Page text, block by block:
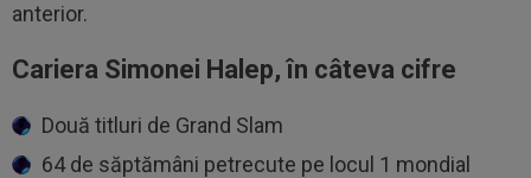
anterior.
Cariera Simonei Halep, în câteva cifre
Două titluri de Grand Slam
64 de săptămâni petrecute pe locul 1 mondial